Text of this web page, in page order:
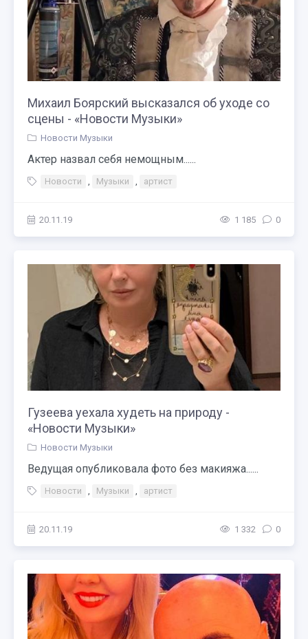
Михаил Боярский высказался об уходе со
сцены - «Новости Музыки»
Новости Музыки
Актер назвал себя немощным......
Новости , Музыки , артист
20.11.19 1 185 0
Гузеева уехала худеть на природу -
«Новости Музыки»
Новости Музыки
Ведущая опубликовала фото без макияжа......
Новости , Музыки , артист
20.11.19 1 332 0